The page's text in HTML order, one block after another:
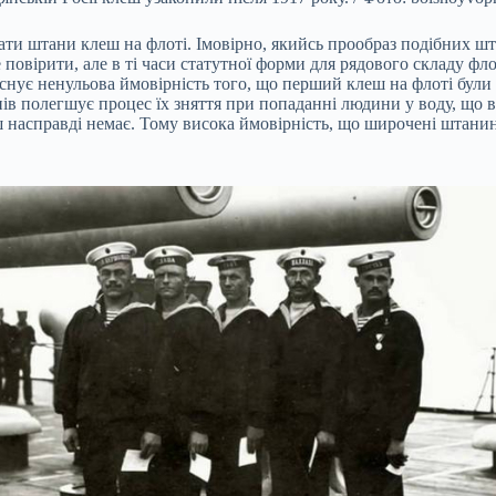
штани клеш на флоті. Імовірно, якийсь прообраз подібних
повірити, але в ті часи статутної форми для рядового складу
ненульова ймовірність того, що перший клеш на флоті
полегшує процес їх зняття при попаданні людини у воду,
насправді немає. Тому висока ймовірність, що широчені